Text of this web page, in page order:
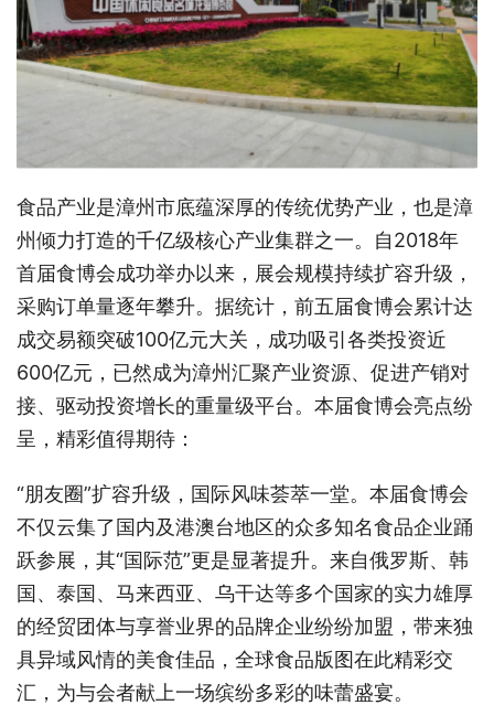
食品产业是漳州市底蕴深厚的传统优势产业，也是漳
州倾力打造的千亿级核心产业集群之一。自2018年
首届食博会成功举办以来，展会规模持续扩容升级，
采购订单量逐年攀升。据统计，前五届食博会累计达
成交易额突破100亿元大关，成功吸引各类投资近
600亿元，已然成为漳州汇聚产业资源、促进产销对
接、驱动投资增长的重量级平台。 本届食博会亮点纷
呈，精彩值得期待：
“朋友圈”扩容升级，国际风味荟萃一堂。 本届食博会
不仅云集了国内及港澳台地区的众多知名食品企业踊
跃参展，其“国际范”更是显著提升。来自俄罗斯、韩
国、泰国、马来西亚、乌干达等多个国家的实力雄厚
的经贸团体与享誉业界的品牌企业纷纷加盟，带来独
具异域风情的美食佳品，全球食品版图在此精彩交
汇，为与会者献上一场缤纷多彩的味蕾盛宴。